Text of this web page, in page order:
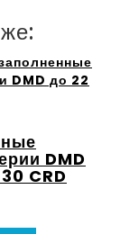
DMD
CRD